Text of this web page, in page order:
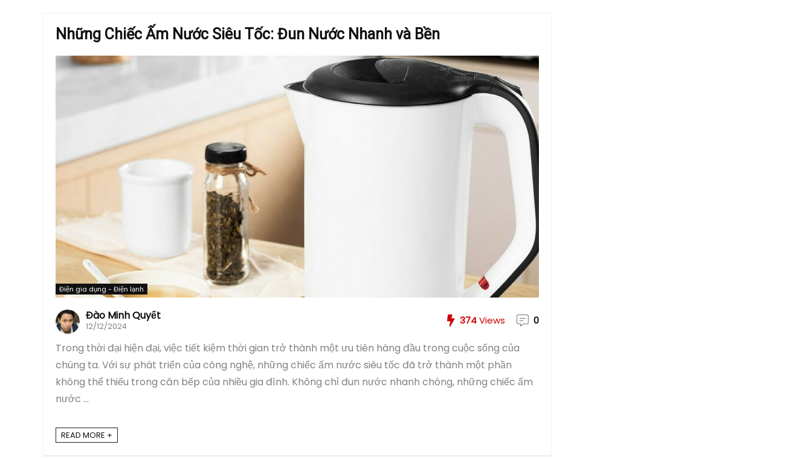
Những Chiếc Ấm Nước Siêu Tốc: Đun Nước Nhanh và Bền
Điện gia dụng - Điện lạnh
Đào Minh Quyết
12/12/2024 374Views 0
Trong thời đại hiện đại, việc tiết kiệm thời gian trở thành một ưu tiên hàng đầu trong cuộc sống của
chúng ta. Với sự phát triển của công nghệ, những chiếc ấm nước siêu tốc đã trở thành một phần
không thể thiếu trong căn bếp của nhiều gia đình. Không chỉ đun nước nhanh chóng, những chiếc ấm
nước ...
READ MORE +